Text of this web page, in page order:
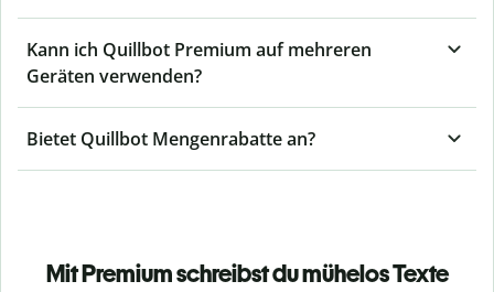
Kann ich Quillbot Premium auf mehreren
Geräten verwenden?
Bietet Quillbot Mengenrabatte an?
Mit Premium schreibst du mühelos Texte